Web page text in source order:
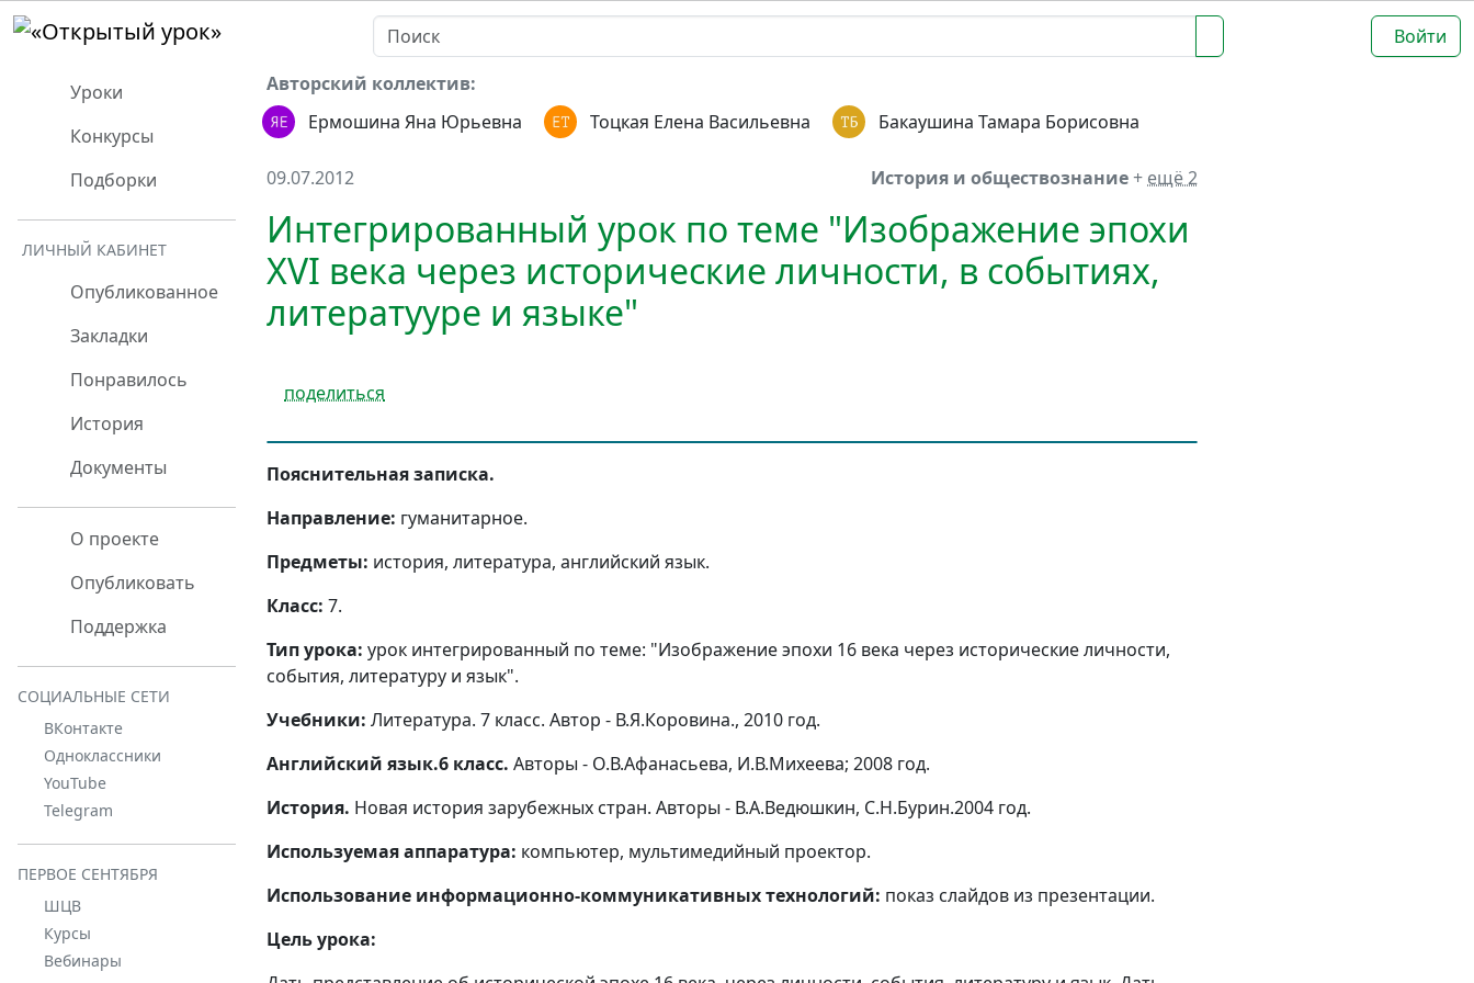
Войти
Уроки
Конкурсы
Подборки
ЛИЧНЫЙ КАБИНЕТ
Опубликованное
Закладки
Понравилось
История
Документы
О проекте
Опубликовать
Поддержка
СОЦИАЛЬНЫЕ СЕТИ
ВКонтакте
Одноклассники
YouTube
Telegram
ПЕРВОЕ СЕНТЯБРЯ
ШЦВ
Курсы
Вебинары
Авторский коллектив:
Ермошина Яна Юрьевна
Тоцкая Елена Васильевна Бакаушина Тамара Борисовна
09.07.2012 История и обществознание+ ещё 2
Интегрированный урок по теме "Изображение эпохи
XVI века через исторические личности, в событиях,
литератууре и языке"
поделиться
Пояснительная записка.
Направление: гуманитарное.
Предметы: история, литература, английский язык.
Класс: 7.
Тип урока: урок интегрированный по теме: "Изображение эпохи 16 века через исторические личности,
события, литературу и язык".
Учебники: Литература. 7 класс. Автор - В.Я.Коровина., 2010 год.
Английский язык.6 класс. Авторы - О.В.Афанасьева, И.В.Михеева; 2008 год.
История. Новая история зарубежных стран. Авторы - В.А.Ведюшкин, С.Н.Бурин.2004 год.
Используемая аппаратура: компьютер, мультимедийный проектор.
Использование информационно-коммуникативных технологий: показ слайдов из презентации.
Цель урока: